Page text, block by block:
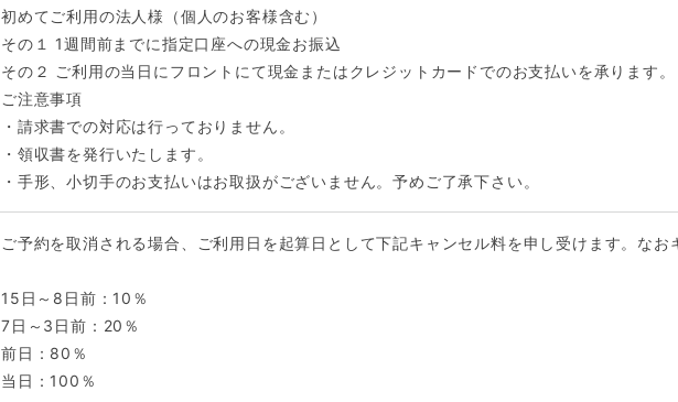
初めてご利用の法人様（個人のお客様含む）
その１ 1週間前までに指定口座への現金お振込
その２ ご利用の当日にフロントにて現金またはクレジットカードでのお支払いを承ります。
ご注意事項
・請求書での対応は行っておりません。
・領収書を発行いたします。
・手形、小切手のお支払いはお取扱がございません。予めご了承下さい。
ご予約を取消される場合、ご利用日を起算日として下記キャンセル料を申し受けます。な
15日～8日前：10％
7日～3日前：20％
前日：80％
当日：100％